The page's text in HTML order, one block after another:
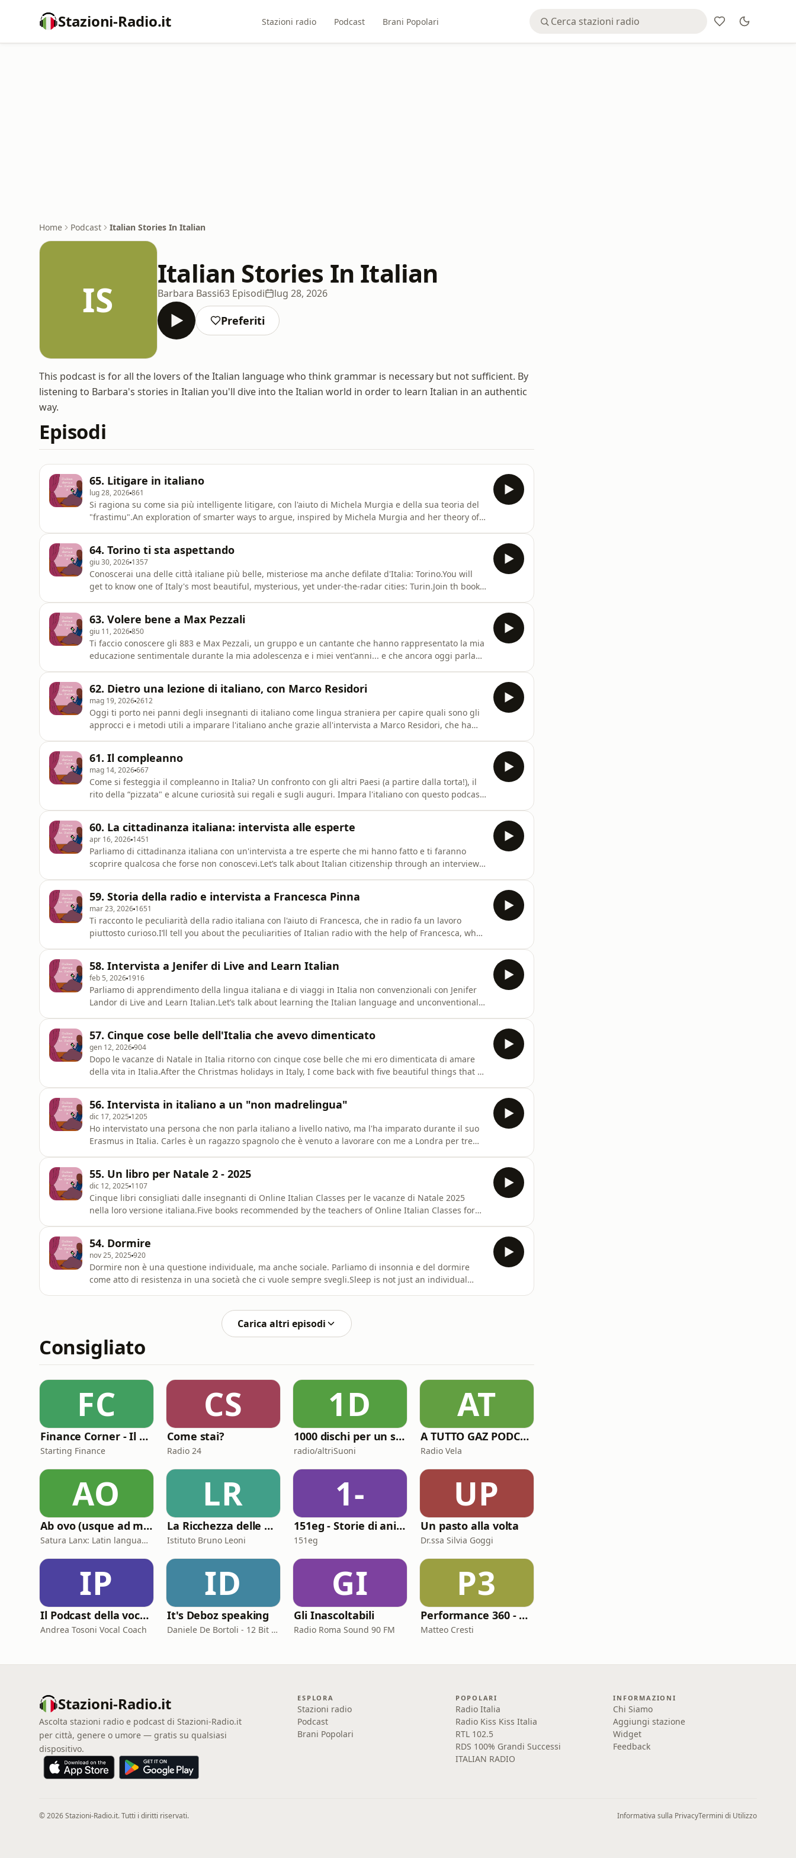
Stazioni-Radio.it Stazioni radio Podcast Brani Popolari
Home Podcast Italian Stories In Italian
IS
Italian Stories In Italian
Barbara Bassi63 Episodi lug 28, 2026
Preferiti
This podcast is for all the lovers of the Italian language who think grammar is necessary but not sufficient. By
listening to Barbara's stories in Italian you'll dive into the Italian world in order to learn Italian in an authentic
way.
Episodi
65. Litigare in italiano
lug 28, 2026861
Si ragiona su come sia più intelligente litigare, con l'aiuto di Michela Murgia e della sua teoria del
"frastimu".An exploration of smarter ways to argue, inspired by Michela Murgia and her theory of
https://onlineitalianclasses.c
64. Torino ti sta aspettando
giu 30, 2026 1357
Conoscerai una delle città italiane più belle, misteriose ma anche defilate d'Italia: Torino.You will
get to know one of Italy's most beautiful, mysterious, yet under-the-radar cities: Turin.Join th book
https://
63. Volere bene a Max Pezzali
giu 11, 2026850
Ti faccio conoscere gli 883 e Max Pezzali, un gruppo e un cantante che hanno rappresentato la mia
educazione sentimentale durante la mia adolescenza e i miei vent'anni... e che ancora oggi parlano
generations today.Par
62. Dietro una lezione di italiano, con Marco Residori
mag 19, 20262612
Oggi ti porto nei panni degli insegnanti di italiano come lingua straniera per capire quali sono gli
approcci e i metodi utili a imparare l'italiano anche grazie all'intervista a Marco Residori, che ha
61. Il compleanno
mag 14, 2026667
Come si festeggia il compleanno in Italia? Un confronto con gli altri Paesi (a partire dalla torta!), il
rito della “pizzata" e alcune curiosità sui regali e sugli auguri. Impara l'italiano con questo podcast
60. La cittadinanza italiana: intervista alle esperte
apr 16, 2026 1451
Parliamo di cittadinanza italiana con un'intervista a tre esperte che mi hanno fatto e ti faranno
scoprire qualcosa che forse non conoscevi.Let’s talk about Italian citizenship through an interview
content/uploads/2026/02/FTIC-S
59. Storia della radio e intervista a Francesca Pinna
mar 23, 2026 1651
Ti racconto le peculiarità della radio italiana con l'aiuto di Francesca, che in radio fa un lavoro
piuttosto curioso.I’ll tell you about the peculiarities of Italian radio with the help of Francesca, who
https://open.spotify.com/show
58. Intervista a Jenifer di Live and Learn Italian
feb 5, 2026 1916
Parliamo di apprendimento della lingua italiana e di viaggi in Italia non convenzionali con Jenifer
Landor di Live and Learn Italian.Let’s talk about learning the Italian language and unconventional
https://www.liveandlearnitalian.com You
57. Cinque cose belle dell'Italia che avevo dimenticato
gen 12, 2026904
Dopo le vacanze di Natale in Italia ritorno con cinque cose belle che mi ero dimenticata di amare
della vita in Italia.After the Christmas holidays in Italy, I come back with five beautiful things that I
56. Intervista in italiano a un "non madrelingua"
dic 17, 2025 1205
Ho intervistato una persona che non parla italiano a livello nativo, ma l'ha imparato durante il suo
Erasmus in Italia. Carles è un ragazzo spagnolo che è venuto a lavorare con me a Londra per tre
55. Un libro per Natale 2 - 2025
dic 12, 2025 1107
Cinque libri consigliati dalle insegnanti di Online Italian Classes per le vacanze di Natale 2025
nella loro versione italiana.Five books recommended by the teachers of Online Italian Classes for
https://onlineitalianclasses.com/product/gift-car
54. Dormire
nov 25, 2025 920
Dormire non è una questione individuale, ma anche sociale. Parliamo di insonnia e del dormire
come atto di resistenza in una società che ci vuole sempre svegli.Sleep is not just an individual
Carica altri episodi
Consigliato
FC
Finance Corner - Il podcast di Starting Finance
Starting Finance
CS
Come stai?
Radio 24
1D
1000 dischi per un secolo
radio/altriSuoni
AT
A TUTTO GAZ PODCAST
Radio Vela
AO
Ab ovo (usque ad mala)
Satura Lanx: Latin language and literature for beginners.
LR
La Ricchezza delle Nazioni
Istituto Bruno Leoni
1-
151eg - Storie di animazione
151eg
UP
Un pasto alla volta
Dr.ssa Silvia Goggi
IP
Il Podcast della voce e del canto
Andrea Tosoni Vocal Coach
ID
It's Deboz speaking
Daniele De Bortoli - 12 Bit Retrogaming Trieste
GI
Gli Inascoltabili
Radio Roma Sound 90 FM
P3
Performance 360 - Prestazione e Benessere
Matteo Cresti
Stazioni-Radio.it
Ascolta stazioni radio e podcast di Stazioni-Radio.it
per città, genere o umore — gratis su qualsiasi
dispositivo.
ESPLORA
Stazioni radio
Podcast
Brani Popolari
POPOLARI
Radio Italia
Radio Kiss Kiss Italia
RTL 102.5
RDS 100% Grandi Successi
ITALIAN RADIO
INFORMAZIONI
Chi Siamo
Aggiungi stazione
Widget
Feedback
© 2026 Stazioni-Radio.it. Tutti i diritti riservati. Informativa sulla PrivacyTermini di Utilizzo